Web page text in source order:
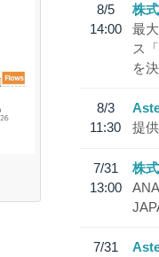
8/5
14:00
株
最
ス
を
8/3
11:30
提
7/31
13:00
株
7/31